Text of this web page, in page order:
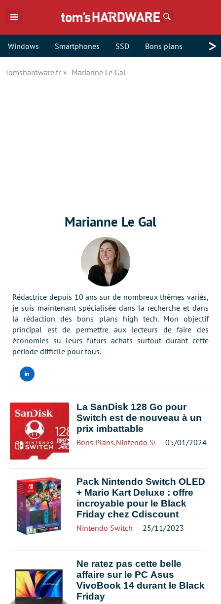
Windows Smartphones SSD Bons plans >
Tomshardware.fr Marianne Le Gal
Marianne Le Gal
Rédactrice depuis 10 ans sur de nombreux thèmes variés,
je suis maintenant spécialisée dans la recherche et dans
la rédaction des bons plans high tech. Mon objectif
principal est de permettre aux lecteurs de faire des
économies su leurs futurs achats surtout durant cette
période difficile pour tous.
LinkedIn
La SanDisk 128 Go pour
Switch est de nouveau à un
prix imbattable
Bons Plans,Nintendo Switch05/01/2024
Pack Nintendo Switch OLED
+ Mario Kart Deluxe : offre
incroyable pour le Black
Friday chez Cdiscount
Nintendo Switch 25/11/2023
Ne ratez pas cette belle
affaire sur le PC Asus
VivoBook 14 durant le Black
Friday